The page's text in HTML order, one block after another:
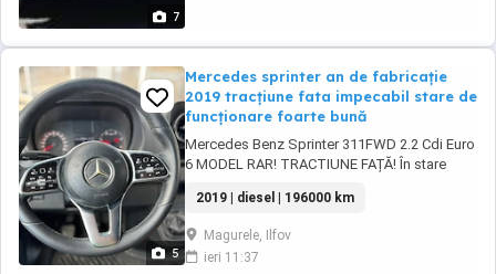
7
5
Mercedes sprinter an de fabricație
2019 tracțiune fata impecabil stare de
funcționare foarte bună
Mercedes Benz Sprinter 311FWD 2.2 Cdi Euro
6 MODEL RAR! TRACTIUNE FAȚĂ! În stare
ea, inclusiv kit-ul de ambreiaj si volanta pe
original! Cauciucuri noi! Km 100% reali, fără
daune în istoric! Accept orice verificare! -
Brake assist -Pornire Keyless -Usa culisanta ...
2019 | diesel | 196000 km
Magurele, Ilfov
ieri 11:37